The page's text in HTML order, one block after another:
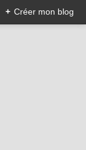
+ Créer mon blog